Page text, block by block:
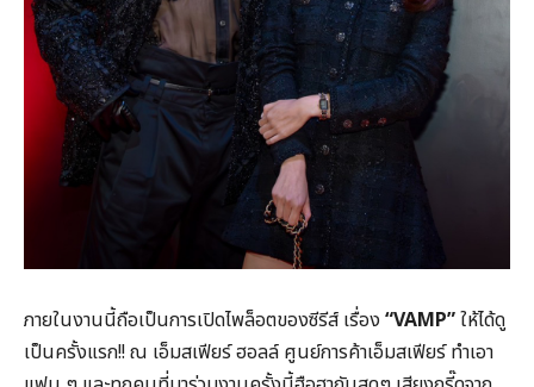
ภายในงานนี้ถือเป็นการเปิดไพล็อตของซีรีส์ เรื่อง “VAMP”ให้ได้ดู
เป็นครั้งแรก!! ณ เอ็มสเฟียร์ ฮอลล์ ศูนย์การค้าเอ็มสเฟียร์ ทำเอา